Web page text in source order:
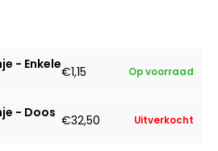
- Enkele€1,15 Op voorraad
- Doos €32,50 Uitverkocht